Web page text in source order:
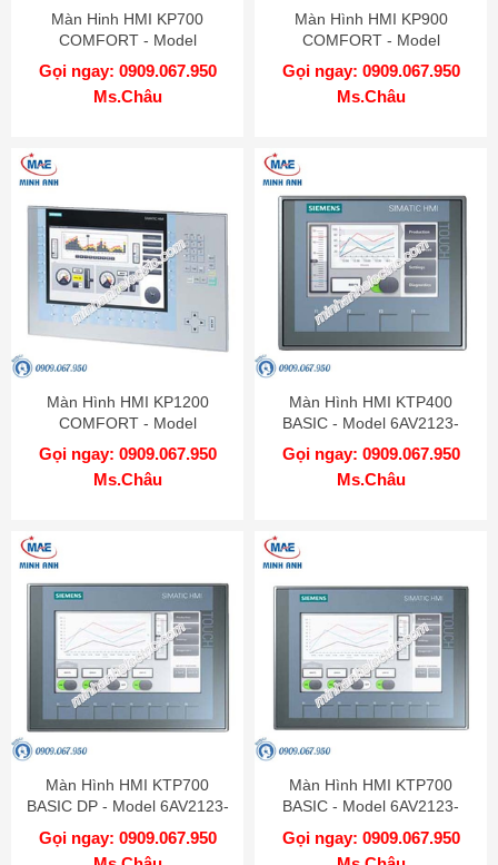
Màn Hinh HMI KP700
COMFORT - Model
6AV2124-1GC01-0AX0
Gọi ngay: 0909.067.950
Ms.Châu
Màn Hình HMI KP900
COMFORT - Model
6AV2124-1JC01-0AX0
Gọi ngay: 0909.067.950
Ms.Châu
Màn Hình HMI KP1200
COMFORT - Model
6AV2124-1MC01-0AX0
Gọi ngay: 0909.067.950
Ms.Châu
Màn Hình HMI KTP400
BASIC - Model 6AV2123-
2DB03-0AX0
Gọi ngay: 0909.067.950
Ms.Châu
Màn Hình HMI KTP700
BASIC DP - Model 6AV2123-
2GA03-0AX0
Gọi ngay: 0909.067.950
Màn Hình HMI KTP700
BASIC - Model 6AV2123-
2GB03-0AX0
Gọi ngay: 0909.067.950